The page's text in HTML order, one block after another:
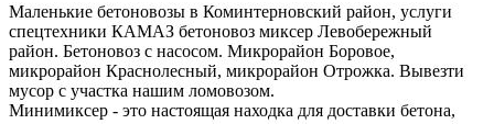
Маленькие бетоновозы в Коминтерновский район, услуги
спецтехники КАМАЗ бетоновоз миксер Левобережный
район. Бетоновоз с насосом. Микрорайон Боровое,
микрорайон Краснолесный, микрорайон Отрожка. Вывезти
мусор с участка нашим ломовозом.
Минимиксер - это настоящая находка для доставки бетона,